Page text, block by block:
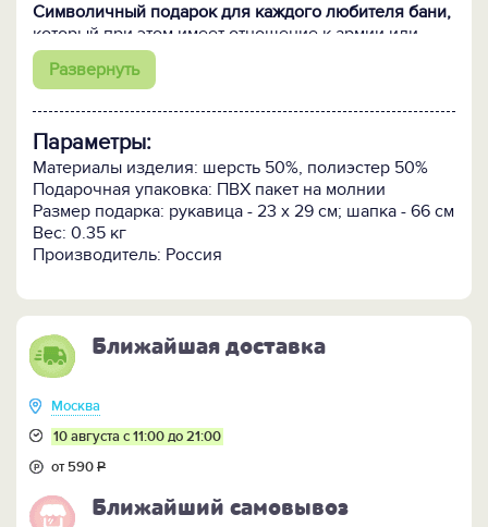
Символичный подарок для каждого любителя бани,
который при этом имеет отношение к армии или
просто признан Вами настоящим героем!
- шапка с красной звездой.
Шапка и рукавица изготовлены из плотного
шерстяного войлока с камуфляжным принтом.
Натуральный войлок обеспечивает самую лучшую
защиту от ожогов и перегрева в бане и сауне.
ПОСМОТРИТЕ Bluetooth-колонку "Милитари" >>
Развернуть
Параметры:
Материалы изделия: шерсть 50%, полиэстер 50%
Подарочная упаковка: ПВХ пакет на молнии
Размер подарка: рукавица - 23 х 29 см; шапка - 66 см
Вес: 0.35 кг
Производитель: Россия
Ближайшая доставка
Москва
10 августа с 11:00 до 21:00
от 590Р
Ближайший самовывоз